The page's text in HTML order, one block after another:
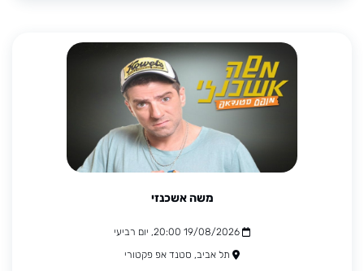
משה אשכנזי
19/08/2026 20:00, יום רביעי
תל אביב, סטנד אפ פקטורי